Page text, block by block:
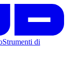
Strumenti di